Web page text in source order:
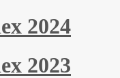
2024
2023